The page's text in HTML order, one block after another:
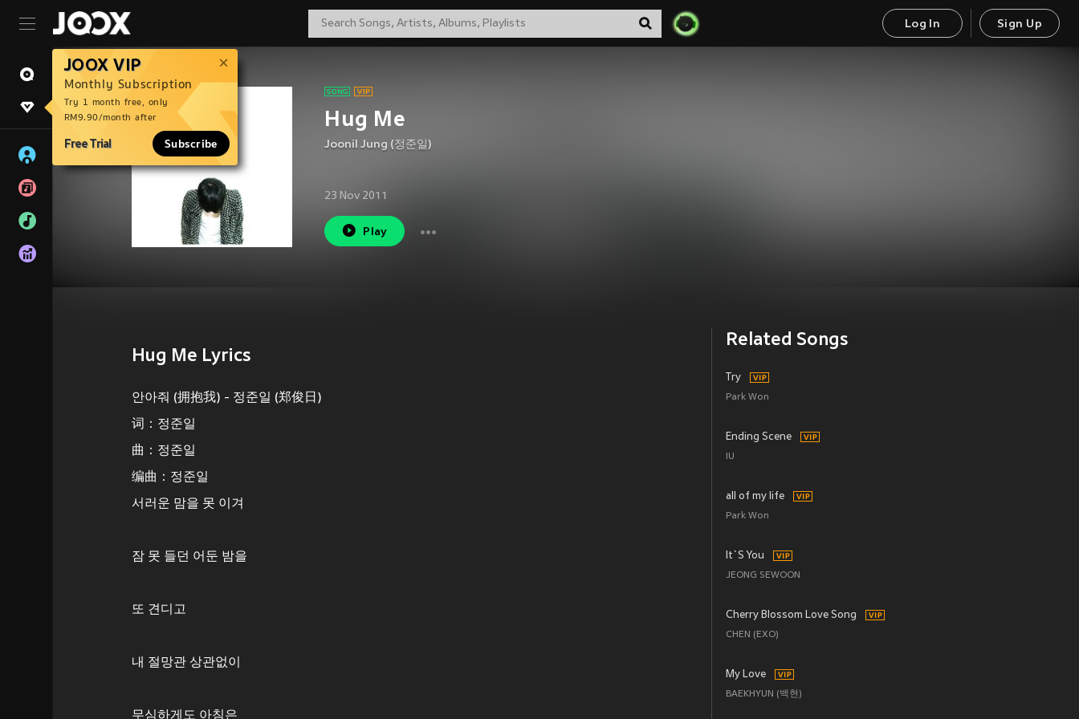
Log In Sign Up
JOOX VIP
Monthly Subscription
Try 1 month free, only
RM9.90/month after
Free Trial Subscribe
Hug Me
Joonil Jung (정준일)
23 Nov 2011
Play
Hug Me Lyrics
안아줘 (拥抱我) - 정준일 (郑俊日)
词：정준일
曲：정준일
编曲：정준일
서러운 맘을 못 이겨
잠 못 들던 어둔 밤을
또 견디고
내 절망관 상관없이
무심하게도 아침은
Related Songs
Try
Park Won
Ending Scene
IU
all of my life
Park Won
It`S You
JEONG SEWOON
Cherry Blossom Love Song
CHEN (EXO)
My Love
BAEKHYUN (백현)